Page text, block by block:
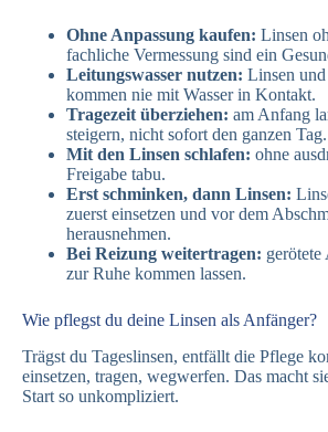
Ohne Anpassung kaufen: Linsen
fachliche Vermessung sind ein
Leitungswasser nutzen: Linsen
kommen nie mit Wasser in Kontakt.
Tragezeit überziehen: am Anfang
steigern, nicht sofort den ganzen Tag.
Mit den Linsen schlafen: ohne
Freigabe tabu.
Erst schminken, dann Linsen:
zuerst einsetzen und vor dem
herausnehmen.
Bei Reizung weitertragen: gerötete
zur Ruhe kommen lassen.
Wie pflegst du deine Linsen als Anfänger?
Trägst du Tageslinsen, entfällt die Pflege
einsetzen, tragen, wegwerfen. Das macht
Start so unkompliziert.